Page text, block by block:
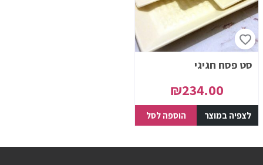
סט פסח חגיגי
₪234.00
לצפיה במוצר הוספה לסל